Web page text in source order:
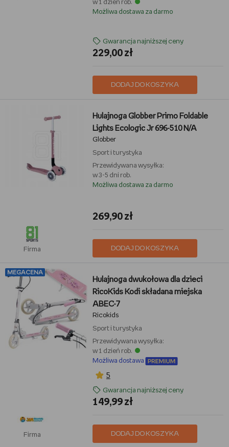
w 1 dzień rob.
Możliwa dostawa za darmo
Gwarancja najniższej ceny
229,00 zł
DODAJ DO KOSZYKA
Firma
Hulajnoga Globber Primo Foldable
Lights Ecologic Jr 696-510 N/A
Globber
Sport i turystyka
Przewidywana wysyłka:
w 3-5 dni rob.
Możliwa dostawa za darmo
269,90 zł
DODAJ DO KOSZYKA
MEGACENA
Firma
Hulajnoga dwukołowa dla dzieci
RicoKids Kodi składana miejska
ABEC-7
Ricokids
Sport i turystyka
Przewidywana wysyłka:
w 1 dzień rob.
Możliwa dostawa
5
Gwarancja najniższej ceny
149,99 zł
DODAJ DO KOSZYKA